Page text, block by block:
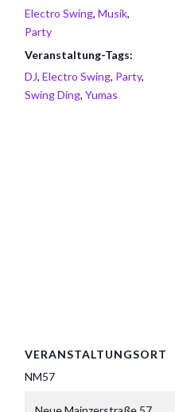
Electro Swing,Musik,
Party
Veranstaltung-Tags:
DJ,Electro Swing, Party,
Swing Ding,Yumas
VERANSTALTUNGSORT
NM57